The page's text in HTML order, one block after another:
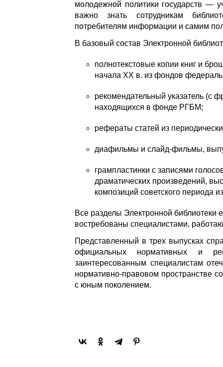
молодежной политики государств —
важно знать сотрудникам
потребителям информации и самим
В базовый состав Электронной
полнотекстовые копии книг и
начала XX в. из фондов
рекомендательный указатель (с
находящихся в фонде РГБМ;
рефераты статей из
диафильмы и слайд-фильмы,
грампластинки с записями
драматических произведений,
композиций советского периода
Все разделы Электронной
востребованы специалистами,
Представленный в трех выпусках
официальных нормативных и
заинтересованным специалистам
нормативно-правовом пространстве
с юным поколением.